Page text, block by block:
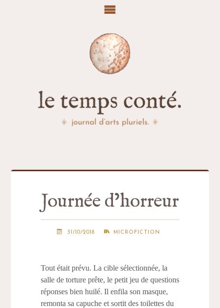
Journée d’horreur
31/10/2018 MICROFICTION
Tout était prévu. La cible sélectionnée, la
salle de torture prête, le petit jeu de questions
réponses bien huilé. Il enfila son masque,
remonta sa capuche et sortit des toilettes du